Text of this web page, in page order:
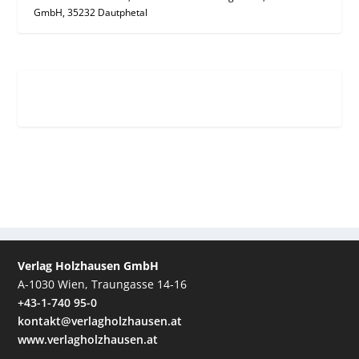
GmbH, 35232 Dautphetal
Verlag Holzhausen GmbH
A-1030 Wien, Traungasse 14-16
+43-1-740 95-0
kontakt@verlagholzhausen.at
www.verlagholzhausen.at